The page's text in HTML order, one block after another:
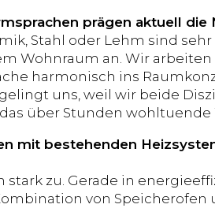
prägen aktuell die
Stahl oder Lehm sind
Wohnraum an. Wir
harmonisch ins
uns, weil wir beide
über Stunden
mit bestehenden
zu. Gerade in
von Speicherofen